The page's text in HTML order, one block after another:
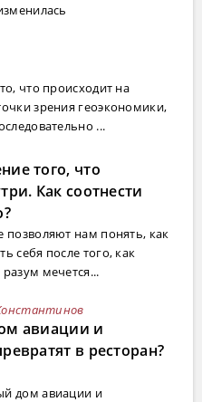
что происходит на
зрения геоэкономики,
...
того, что
Как соотнести
позволяют нам понять, как
себя после того, как
мечется...
авиации и
в ресторан?
дом авиации и